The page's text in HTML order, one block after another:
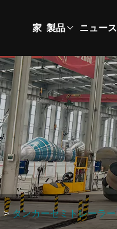
家 製品 ニュース
タンカーセミトレーラー